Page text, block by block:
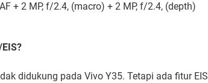
+ 2 MP, f/2.4, (macro) + 2 MP, f/2.4, (depth)
didukung pada Vivo Y35. Tetapi ada fitur EIS